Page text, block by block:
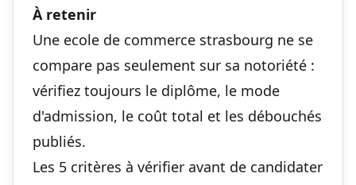
À retenir
Une ecole de commerce strasbourg ne se
compare pas seulement sur sa notoriété :
vérifiez toujours le diplôme, le mode
d'admission, le coût total et les débouchés
publiés.
Les 5 critères à vérifier avant de candidater